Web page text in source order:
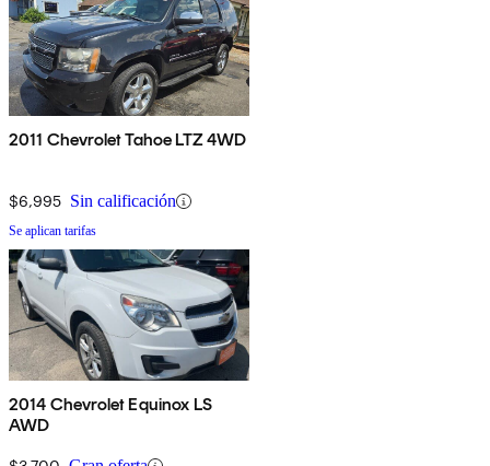
2011 Chevrolet Tahoe LTZ 4WD
$6,995 Sin calificación
Se aplican tarifas
2014 Chevrolet Equinox LS
AWD